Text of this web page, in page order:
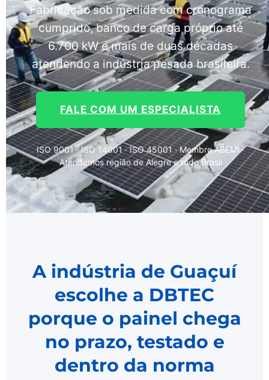
Fabricação sob medida com cronograma
cumprido, banco de carga próprio até
6.700 kW e mais de duas décadas
atendendo a indústria pesada brasileira.
FALE COM UM ESPECIALISTA
ISO 9001 · ISO 14001 · ISO 45001 · Membro ABEMI ·
Atendemos região de Alegre e todo Brasil
A indústria de Guaçuí
escolhe a DBTEC
porque o painel chega
no prazo, testado e
dentro da norma